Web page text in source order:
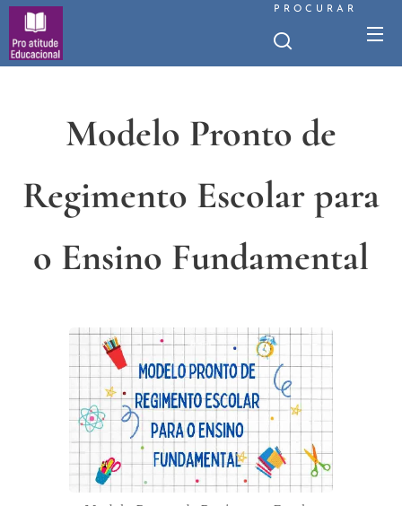
PROCURAR
Modelo Pronto de
Regimento Escolar para
o Ensino Fundamental